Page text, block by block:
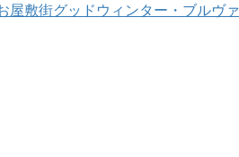
敷街グッドウィンター・ブルヴ